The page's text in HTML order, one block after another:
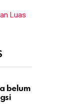
Luas
belum